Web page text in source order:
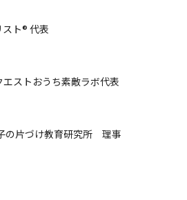
ト®︎ 代表
ストおうち素敵ラボ代表
の片づけ教育研究所 理事